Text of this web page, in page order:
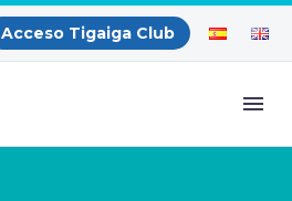
Acceso Tigaiga Club